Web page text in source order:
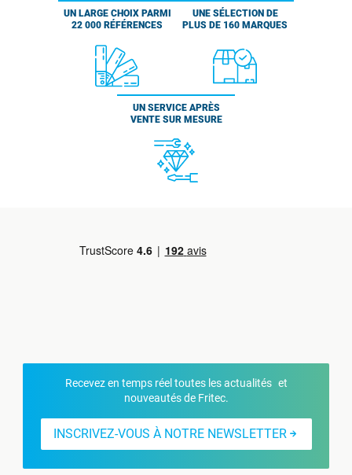
UN LARGE CHOIX PARMI
22 000 RÉFÉRENCES
UNE SÉLECTION DE
PLUS DE 160 MARQUES
UN SERVICE APRÈS
VENTE SUR MESURE
Recevez en temps réel toutes les actualités et
nouveautés de Fritec.
INSCRIVEZ-VOUS À NOTRE NEWSLETTER